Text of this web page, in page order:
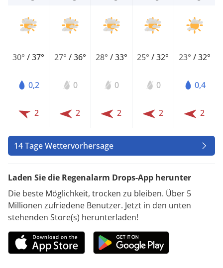
30°/37°
0,2
2
27° /36°
0
2
28° /33°
0
2
25°/32°
0
2
23° /32°
0,4
2
14 Tage Wettervorhersage
Laden Sie die Regenalarm Drops-App herunter
Die beste Möglichkeit, trocken zu bleiben. Über 5
Millionen zufriedene Benutzer. Jetzt in den unten
stehenden Store(s) herunterladen!